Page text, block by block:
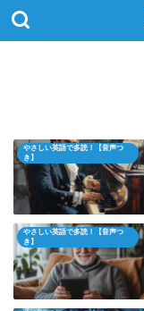
やさしい英語で多読！【音声つ
き】
やさしい英語で多読！【音声つ
き】